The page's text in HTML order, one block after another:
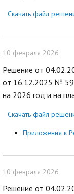
Скачать файл
10 февраля 2026
Решение от
от 16.12.2025 №
на 2026 год и на
Скачать файл
Приложения к
10 февраля 2026
Решение от